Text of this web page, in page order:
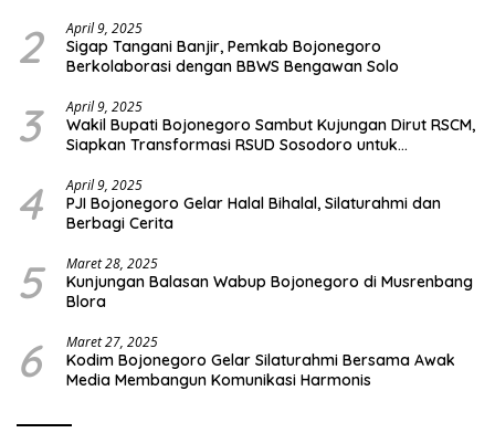
2 April 9, 2025
Sigap Tangani Banjir, Pemkab Bojonegoro
Berkolaborasi dengan BBWS Bengawan Solo
3 April 9, 2025
Wakil Bupati Bojonegoro Sambut Kujungan Dirut RSCM,
Siapkan Transformasi RSUD Sosodoro untuk
4 April 9, 2025
PJI Bojonegoro Gelar Halal Bihalal, Silaturahmi dan
Berbagi Cerita
5 Maret 28, 2025
Kunjungan Balasan Wabup Bojonegoro di Musrenbang
Blora
6 Maret 27, 2025
Kodim Bojonegoro Gelar Silaturahmi Bersama Awak
Media Membangun Komunikasi Harmonis